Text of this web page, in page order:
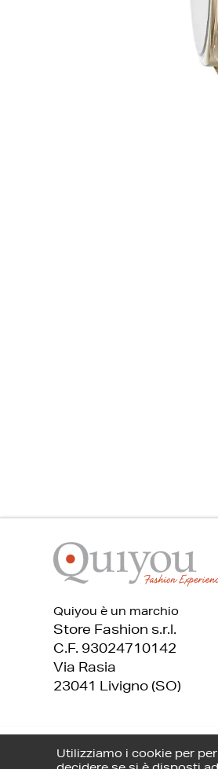
Utilizziamo i cookie per
Quiyou è un marchio
Store Fashion s.r.l.
C.F. 93024710142
Via Rasia
23041 Livigno (SO)
Seguici su: